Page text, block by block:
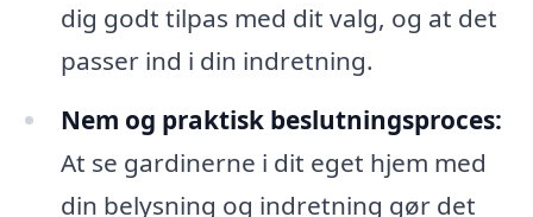
dig godt tilpas med dit valg, og at det
passer ind i din indretning.
Nem og praktisk beslutningsproces:
At se gardinerne i dit eget hjem med
din belysning og indretning gør det